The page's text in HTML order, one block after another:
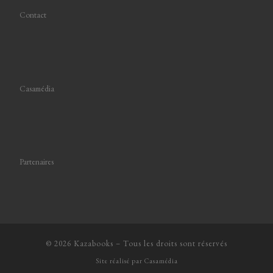
Contact
Casamédia
Partenaires
© 2026 Kazabooks – Tous les droits sont réservés
Site réalisé par Casamédia